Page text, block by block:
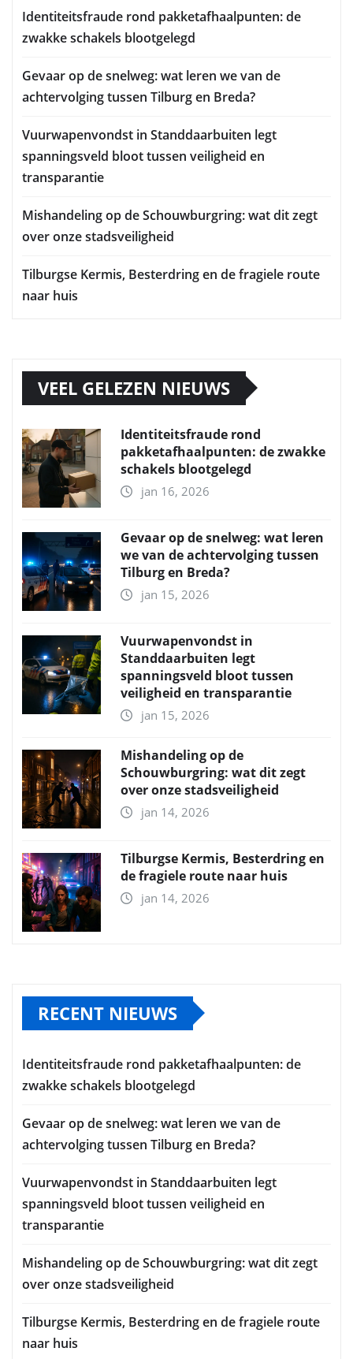
Identiteitsfraude rond pakketafhaalpunten: de
zwakke schakels blootgelegd
Gevaar op de snelweg: wat leren we van de
achtervolging tussen Tilburg en Breda?
Vuurwapenvondst in Standdaarbuiten legt
spanningsveld bloot tussen veiligheid en
transparantie
Mishandeling op de Schouwburgring: wat dit zegt
over onze stadsveiligheid
Tilburgse Kermis, Besterdring en de fragiele route
naar huis
VEEL GELEZEN NIEUWS
Identiteitsfraude rond
pakketafhaalpunten: de zwakke
schakels blootgelegd
jan 16, 2026
Gevaar op de snelweg: wat leren
we van de achtervolging tussen
Tilburg en Breda?
jan 15, 2026
Vuurwapenvondst in
Standdaarbuiten legt
spanningsveld bloot tussen
veiligheid en transparantie
jan 15, 2026
Mishandeling op de
Schouwburgring: wat dit zegt
over onze stadsveiligheid
jan 14, 2026
Tilburgse Kermis, Besterdring en
de fragiele route naar huis
jan 14, 2026
RECENT NIEUWS
Identiteitsfraude rond pakketafhaalpunten: de
zwakke schakels blootgelegd
Gevaar op de snelweg: wat leren we van de
achtervolging tussen Tilburg en Breda?
Vuurwapenvondst in Standdaarbuiten legt
spanningsveld bloot tussen veiligheid en
transparantie
Mishandeling op de Schouwburgring: wat dit zegt
over onze stadsveiligheid
Tilburgse Kermis, Besterdring en de fragiele route
naar huis